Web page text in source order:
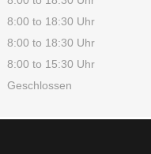
8:00 to 18:30 Uhr
8:00 to 18:30 Uhr
8:00 to 15:30 Uhr
Geschlossen